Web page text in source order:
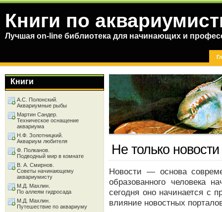
Книги по
Лучшая on-line библиотека для начинающих и
Не только
Новости — основа
образованного человека
сегодня оно начинается с
влияние новостных
Книги
А.С. Полонский.
Аквариумные рыбы
Мартин Сандер.
Техническое оснащение
аквариума
Н.Ф. Золотницкий.
Аквариум любителя
Ф. Полканов.
Подводный мир в комнате
В. А. Смирнов.
Советы начинающему
аквариумисту
М.Д. Махлин.
По аллеям гидросада
М.Д. Махлин.
Путешествие по аквариуму